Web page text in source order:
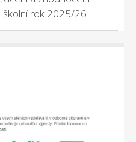
školní rok 2025/26